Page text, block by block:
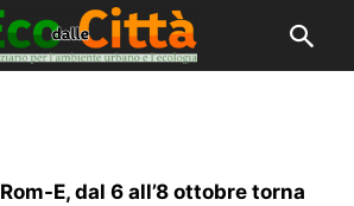
Rom-E, dal 6 all’8 ottobre torna